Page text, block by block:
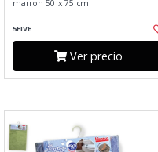
marron 50 x 75 cm
5FIVE
Ver precio